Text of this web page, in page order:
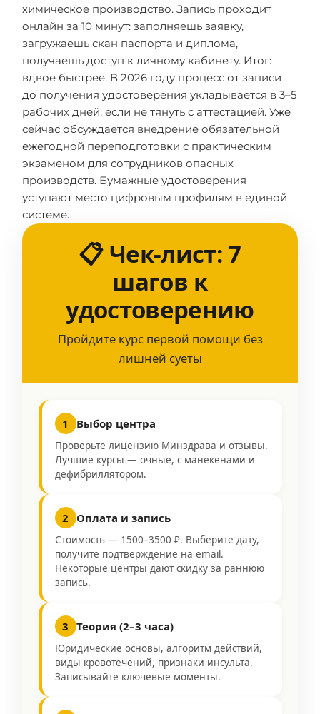
химическое производство. Запись проходит
онлайн за 10 минут: заполняешь заявку,
загружаешь скан паспорта и диплома,
получаешь доступ к личному кабинету. Итог:
вдвое быстрее. В 2026 году процесс от записи
до получения удостоверения укладывается в 3–5
рабочих дней, если не тянуть с аттестацией. Уже
сейчас обсуждается внедрение обязательной
ежегодной переподготовки с практическим
экзаменом для сотрудников опасных
производств. Бумажные удостоверения
уступают место цифровым профилям в единой
системе.
📋 Чек-лист: 7
шагов к
удостоверению
Пройдите курс первой помощи без
лишней суеты
1 Выбор центра
Проверьте лицензию Минздрава и отзывы.
Лучшие курсы — очные, с манекенами и
дефибриллятором.
2 Оплата и запись
Стоимость — 1500–3500 ₽. Выберите дату,
получите подтверждение на email.
Некоторые центры дают скидку за раннюю
запись.
3 Теория (2–3 часа)
Юридические основы, алгоритм действий,
виды кровотечений, признаки инсульта.
Записывайте ключевые моменты.